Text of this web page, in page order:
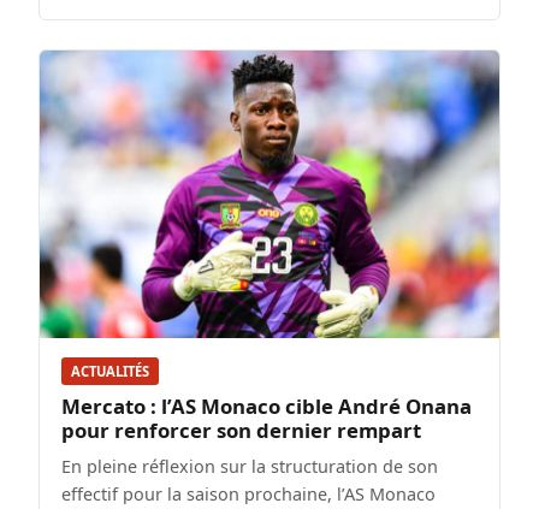
ACTUALITÉS
Mercato : l’AS Monaco cible André Onana
pour renforcer son dernier rempart
En pleine réflexion sur la structuration de son
effectif pour la saison prochaine, l’AS Monaco